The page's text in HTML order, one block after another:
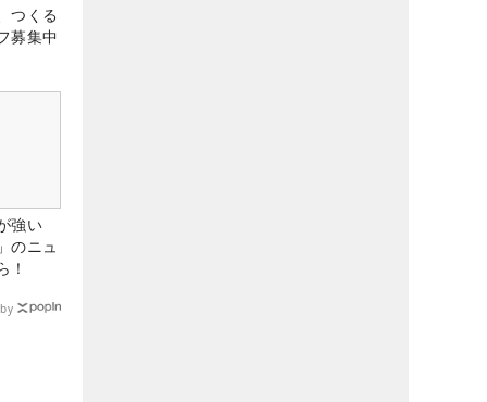
つくる
募集中
強い
のニュ
！